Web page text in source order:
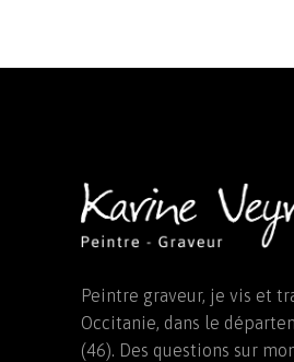
Peintre graveur, je vis et
Occitanie, dans le
(46). Des questions sur